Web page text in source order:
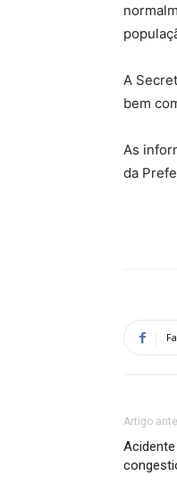
A
bem
As
da
Artigo